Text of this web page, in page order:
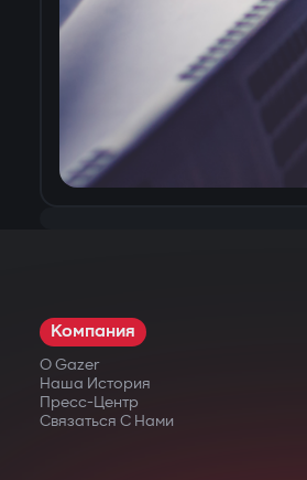
Компания
О Gazer
Наша История
Пресс-Центр
Связаться С Нами